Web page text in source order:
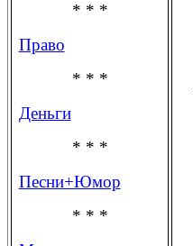
* * *
Право
* * *
Деньги
* * *
Песни+Юмор
* * *